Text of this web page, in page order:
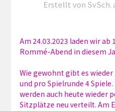
Erstellt von SvSch.
Am 24.03.2023 laden wir
Rommé-Abend in diesem
Wie gewohnt gibt es
und pro Spielrunde 4
werden auch heute wieder
Sitzplätze neu verteilt. Am